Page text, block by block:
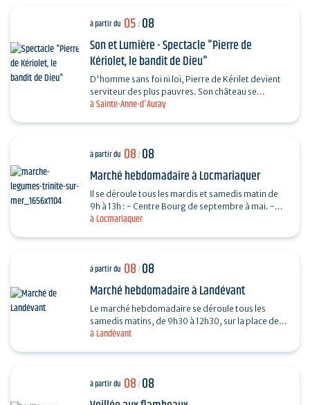
à Sainte-Anne-d'Auray
à partir du 05/08
Son et Lumière - Spectacle "Pierre de
Kériolet, le bandit de Dieu"
D'homme sans foi ni loi, Pierre de Kérilet devient
serviteur des plus pauvres. Son château se
transforme en refuge, sa vie en offrande.
à Locmariaquer
à partir du 08/08
Marché hebdomadaire à Locmariaquer
Il se déroule tous les mardis et samedis matin de
9h à 13h : - Centre Bourg de septembre à mai. -
Place De Gaulle de juin à août.
à Landévant
à partir du 08/08
Marché hebdomadaire à Landévant
Le marché hebdomadaire se déroule tous les
samedis matins, de 9h30 à 12h30, sur la place de
l'Église (côté parking).
à partir du 08/08